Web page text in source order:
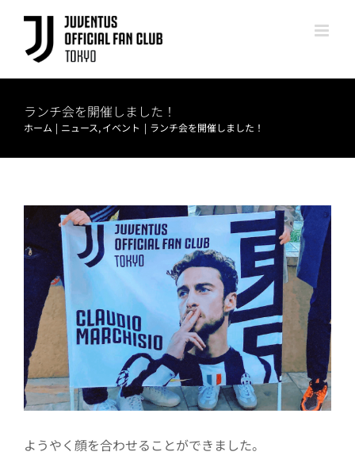
content
ランチ会を開催しました！
ホーム ニュース イベント ランチ会を開催しました！
ようやく顔を合わせることができました。